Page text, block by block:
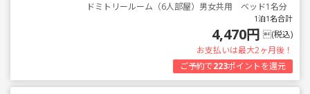
ドミトリールーム（6人部屋）男女共用 ベッド1名分
1泊1名合計
4,470円 (税込)
お支払いは最大2ヶ月後！
ご予約で223ポイントを還元